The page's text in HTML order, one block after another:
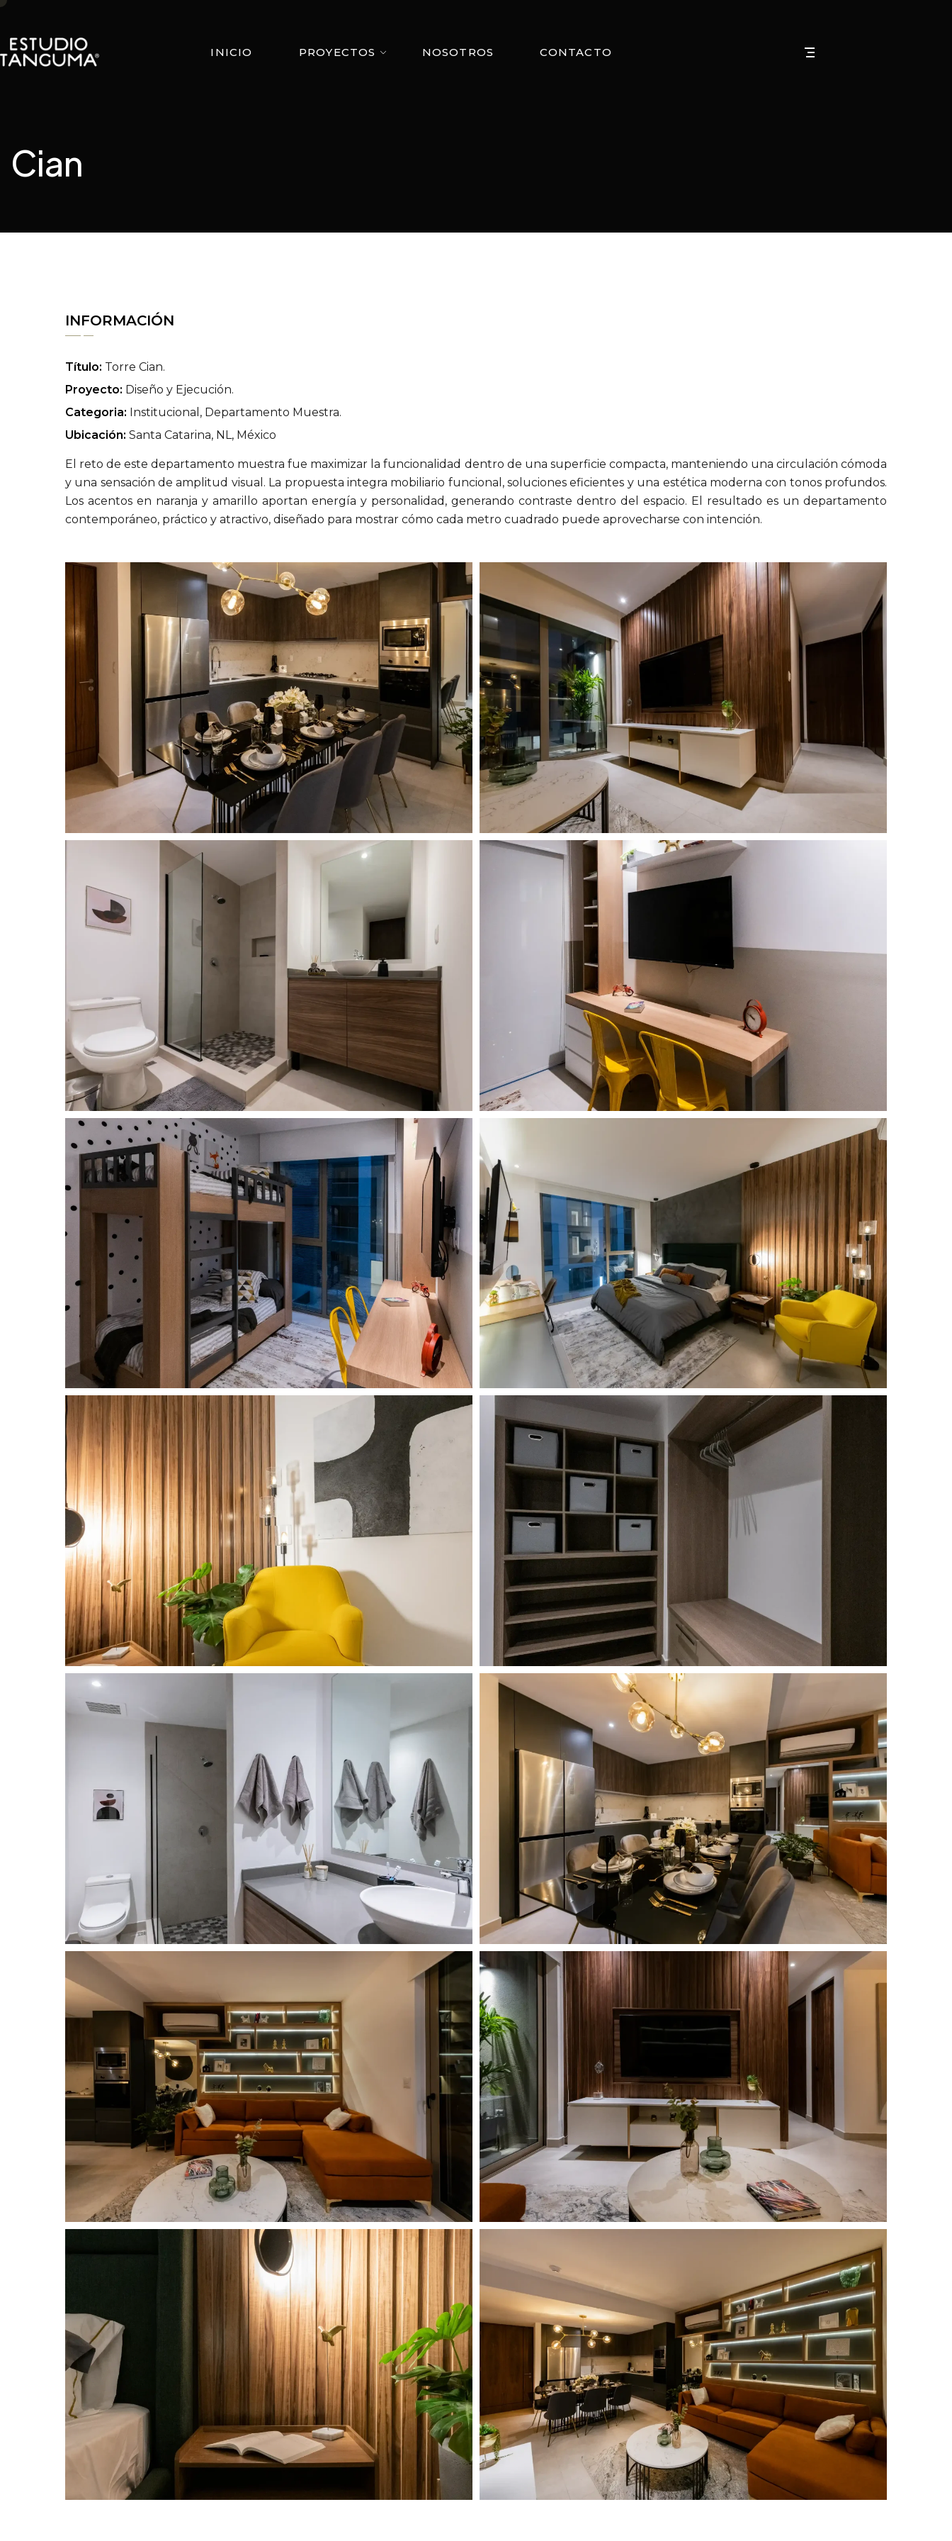
INICIO PROYECTOS NOSOTROS CONTACTO
Cian
INFORMACIÓN
Título: Torre Cian.
Proyecto: Diseño y Ejecución.
Categoria: Institucional, Departamento Muestra.
Ubicación: Santa Catarina, NL, México
El reto de este departamento muestra fue maximizar la funcionalidad dentro de una superficie compacta, manteniendo una circulación cómoda
y una sensación de amplitud visual. La propuesta integra mobiliario funcional, soluciones eficientes y una estética moderna con tonos profundos.
Los acentos en naranja y amarillo aportan energía y personalidad, generando contraste dentro del espacio. El resultado es un departamento
contemporáneo, práctico y atractivo, diseñado para mostrar cómo cada metro cuadrado puede aprovecharse con intención.